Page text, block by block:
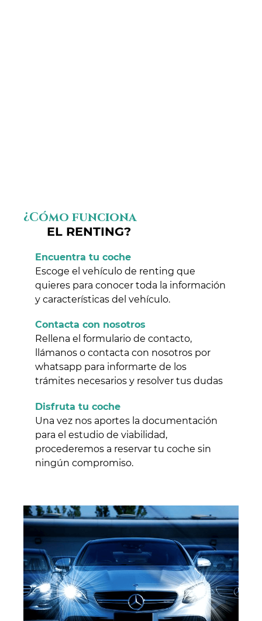
¿Cómo funciona
EL RENTING?
Encuentra tu coche
Escoge el vehículo de renting que
quieres para conocer toda la información
y características del vehículo.
Contacta con nosotros
Rellena el formulario de contacto,
llámanos o contacta con nosotros por
whatsapp para informarte de los
trámites necesarios y resolver tus dudas
Disfruta tu coche
Una vez nos aportes la documentación
para el estudio de viabilidad,
procederemos a reservar tu coche sin
ningún compromiso.